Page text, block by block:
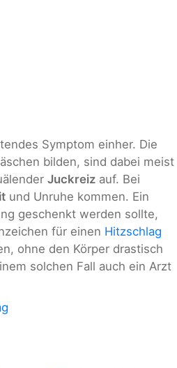
Symptom einher. Die
bilden, sind dabei meist
Juckreiz auf. Bei
und Unruhe kommen. Ein
geschenkt werden sollte,
für einen Hitzschlag
ohne den Körper drastisch
solchen Fall auch ein Arzt